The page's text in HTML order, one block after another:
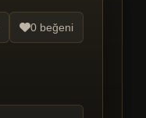
0 beğeni